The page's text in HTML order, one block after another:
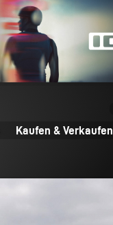
Kaufen & Verkaufen